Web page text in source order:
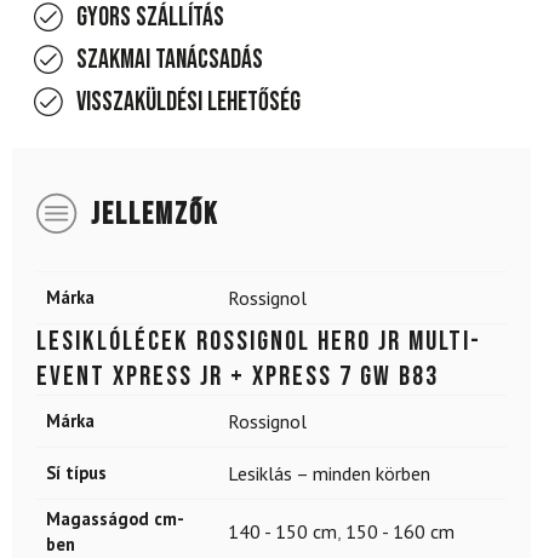
Gyors szállítás
Szakmai tanácsadás
Visszaküldési lehetőség
JELLEMZŐK
Márka Rossignol
Lesiklólécek ROSSIGNOL Hero Jr Multi-
Event Xpress Jr + Xpress 7 GW B83
Márka Rossignol
Sí típus Lesiklás – minden körben
Magasságod cm-
ben
140 - 150 cm, 150 - 160 cm